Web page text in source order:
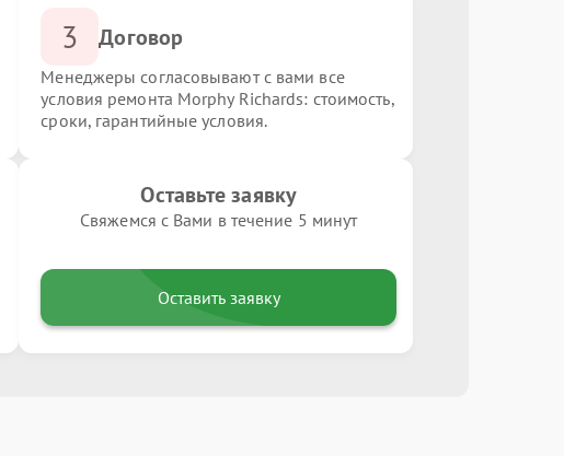
3 Договор
Менеджеры согласовывают с вами все
условия ремонта Morphy Richards: стоимость,
сроки, гарантийные условия.
Оставьте заявку
Свяжемся с Вами в течение 5 минут
Оставить заявку